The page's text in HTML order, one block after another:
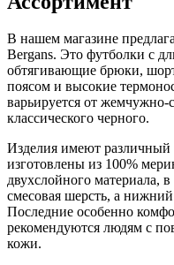
В нашем магазине
Bergans. Это футболки с
обтягивающие брюки,
поясом и высокие
варьируется от жемчужно-
классического черного.
Изделия имеют различный
изготовлены из 100%
двухслойного материала,
смесовая шерсть, а
Последние особенно
рекомендуются людям с
кожи.